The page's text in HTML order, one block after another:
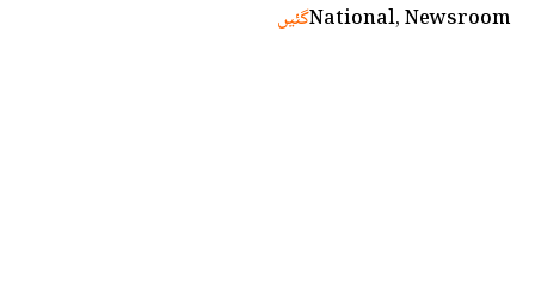
گئیںNational, Newsroom